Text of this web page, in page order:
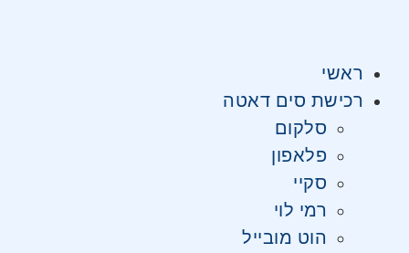
ראשי
רכישת סים דאטה
סלקום
פלאפון
סקיי
רמי לוי
הוט מובייל